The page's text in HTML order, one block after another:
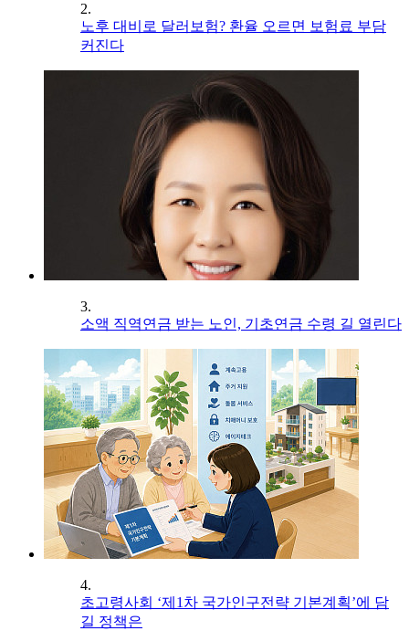
2.
노후 대비로 달러보험? 환율 오르면 보험료 부담
커진다
3.
소액 직역연금 받는 노인, 기초연금 수령 길 열린다
4.
초고령사회 ‘제1차 국가인구전략 기본계획’에 담
길 정책은